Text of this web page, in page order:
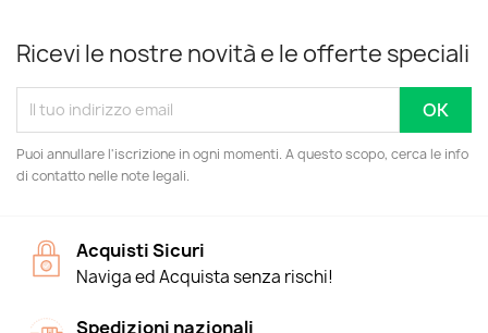
Ricevi le nostre novità e le offerte speciali
Puoi annullare l'iscrizione in ogni momenti. A questo scopo, cerca le info
di contatto nelle note legali.
Acquisti Sicuri
Naviga ed Acquista senza rischi!
Spedizioni nazionali